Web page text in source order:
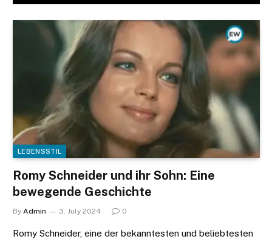
LEBENSSTIL
Romy Schneider und ihr Sohn: Eine
bewegende Geschichte
By Admin 3. July 2024 0
Romy Schneider, eine der bekanntesten und beliebtesten